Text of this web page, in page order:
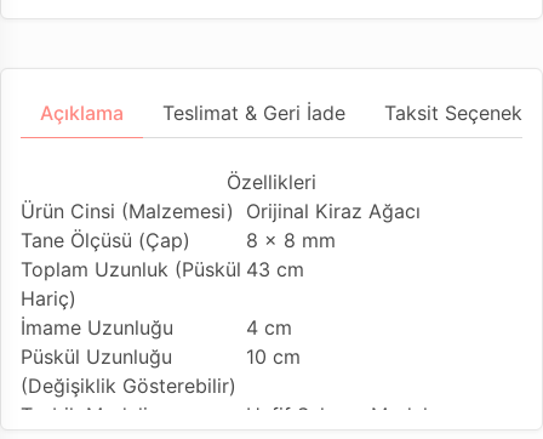
Açıklama Teslimat & Geri İade Taksit
Özellikleri
Ürün Cinsi (Malzemesi)
Orijinal Kiraz Ağacı
Tane Ölçüsü (Çap)
8 x 8 mm
Toplam Uzunluk (Püskül
Hariç)
43 cm
İmame Uzunluğu
4 cm
Püskül Uzunluğu
(Değişiklik Gösterebilir)
10 cm
Tesbih Modeli
Hafif Şalgam Model